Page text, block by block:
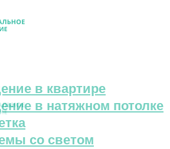
в квартире
в натяжном потолке
со светом